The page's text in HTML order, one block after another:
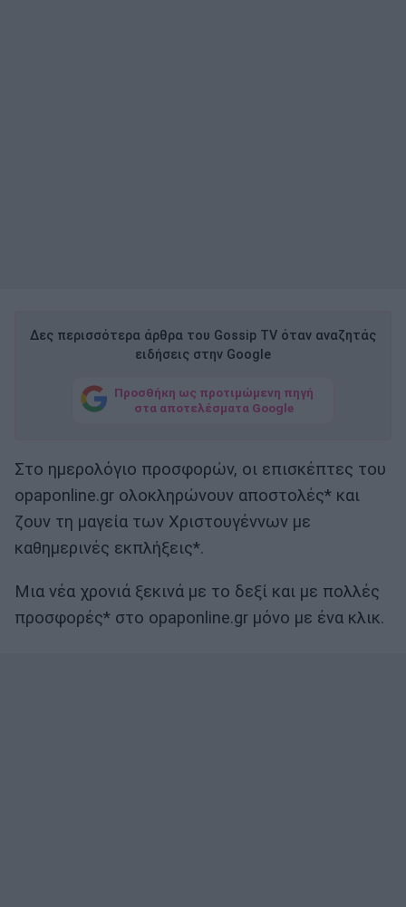
Δες περισσότερα άρθρα του Gossip TV όταν αναζητάς
ειδήσεις στην Google
Προσθήκη ως προτιμώμενη πηγή
στα αποτελέσματα Google
Στο ημερολόγιο προσφορών, οι επισκέπτες του
opaponline.gr ολοκληρώνουν αποστολές* και
ζουν τη μαγεία των Χριστουγέννων με
καθημερινές εκπλήξεις*.
Μια νέα χρονιά ξεκινά με το δεξί και με πολλές
προσφορές* στο opaponline.gr μόνο με ένα κλικ.